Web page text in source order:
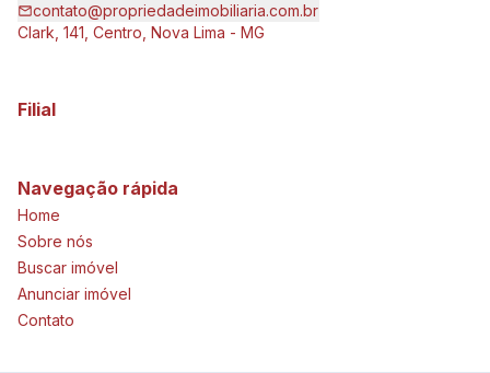
contato@propriedadeimobiliaria.com.br
Clark, 141, Centro, Nova Lima - MG
Filial
Navegação rápida
Home
Sobre nós
Buscar imóvel
Anunciar imóvel
Contato